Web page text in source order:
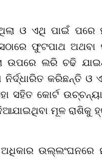
ଓ ଏଥି ପାଇଁ ପରେ
ଫୁଟପାଥ ଅଥବା
ଉପରେ ଲରି ଚଢି
କରିଛନ୍ତି ଓ
ସହିତ କୋର୍ଟ
ମୂଳ ରାଶିକୁ
ଅଧିକାର